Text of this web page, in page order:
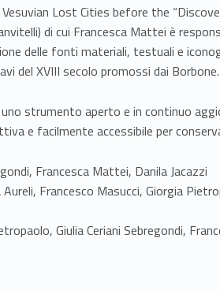
Lost Cities before the
di cui Francesca Mattei è
delle fonti materiali, testuali e
del XVIII secolo promossi dai Borbone.
strumento aperto e in continuo
e facilmente accessibile per
Francesca Mattei, Danila Jacazzi
Francesco Masucci, Giorgia
Giulia Ceriani Sebregondi,